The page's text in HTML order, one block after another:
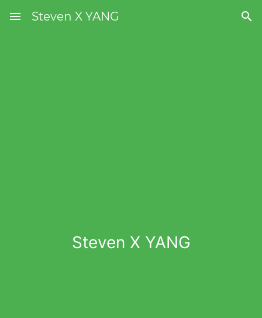
menu Steven X YANG 
Steven X YANG